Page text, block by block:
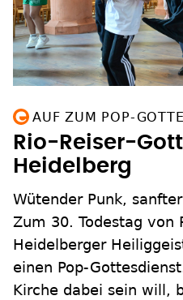
AUF ZUM POP-
Rio-Reiser-
Heidelberg
Wütender Punk,
Zum 30. Todestag von
Heidelberger
einen Pop-
Kirche dabei sein will,